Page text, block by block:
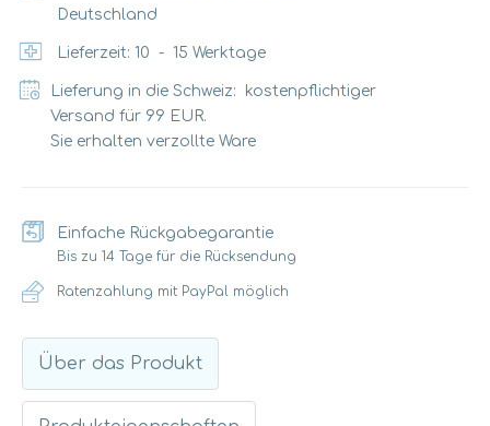
Deutschland
Lieferzeit: 10 - 15 Werktage
Lieferung in die Schweiz: kostenpflichtiger
Versand für 99 EUR.
Sie erhalten verzollte Ware
Einfache Rückgabegarantie
Bis zu 14 Tage für die Rücksendung
Ratenzahlung mit PayPal möglich
Über das Produkt